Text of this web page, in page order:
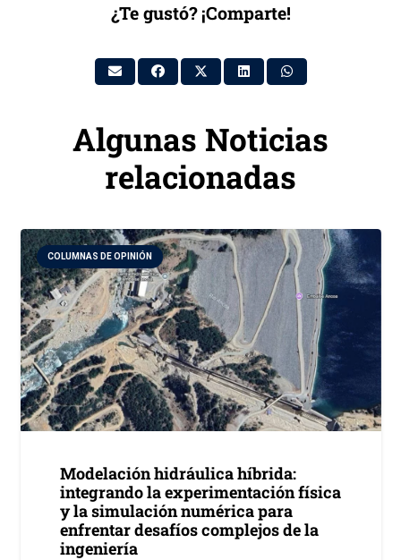
¿Te gustó? ¡Comparte!
Algunas Noticias
relacionadas
COLUMNAS DE OPINIÓN
Modelación hidráulica híbrida:
integrando la experimentación física
y la simulación numérica para
enfrentar desafíos complejos de la
ingeniería